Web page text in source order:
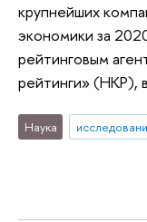
крупнейших
экономики за
рейтинговым
рейтинги» (НКР),
Наука